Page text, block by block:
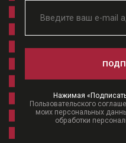
Нажимая
Пользовательского
моих персональных
обработки